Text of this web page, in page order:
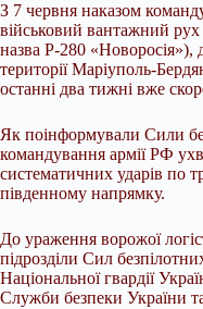
З 7 червня наказом
військовий вантажний
назва Р-280 «Новоросія»),
території Маріуполь-
останні два тижні вже
Як поінформували Сили
командування армії РФ
систематичних ударів по
південному напрямку.
До ураження ворожої
підрозділи Сил
Національної гвардії
Служби безпеки України